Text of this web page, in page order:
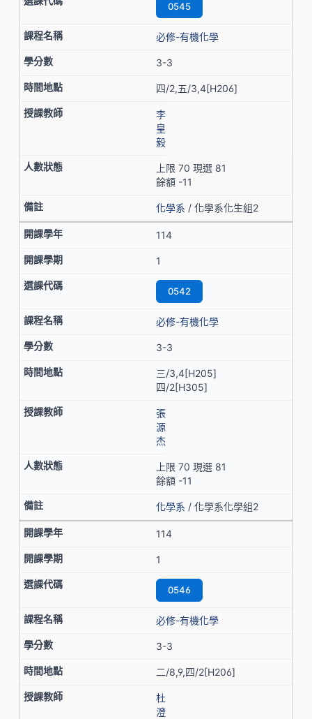
0545
必修-有機化學
3-3
四/2,五/3,4[H206]
李
皇
毅
上限 70 現選 81
餘額 -11
化學系 / 化學系化生組2
114
1
0542
必修-有機化學
3-3
三/3,4[H205]
四/2[H305]
張
源
杰
上限 70 現選 81
餘額 -11
化學系 / 化學系化學組2
114
1
0546
必修-有機化學
3-3
二/8,9,四/2[H206]
杜
澄